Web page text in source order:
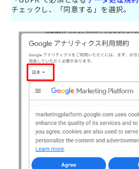
チェックし、「同意する」を選択。